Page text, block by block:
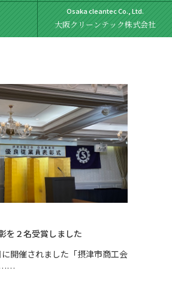
Osaka cleantec Co., Ltd.
大阪クリーンテック株式会社
を２名受賞しました
開催されました「摂津市商工会
……